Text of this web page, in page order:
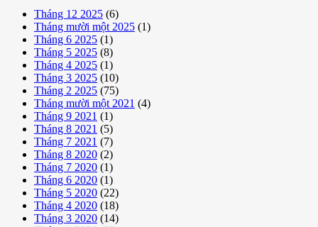
Tháng 12 2025 (6)
Tháng mười một 2025 (1)
Tháng 6 2025 (1)
Tháng 5 2025 (8)
Tháng 4 2025 (1)
Tháng 3 2025 (10)
Tháng 2 2025 (75)
Tháng mười một 2021 (4)
Tháng 9 2021 (1)
Tháng 8 2021 (5)
Tháng 7 2021 (7)
Tháng 8 2020 (2)
Tháng 7 2020 (1)
Tháng 6 2020 (1)
Tháng 5 2020 (22)
Tháng 4 2020 (18)
Tháng 3 2020 (14)